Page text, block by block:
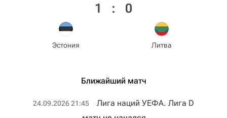
Эстония
1 : 0
Литва
Ближайший матч
24.09.2026 21:45 Лига наций УЕФА. Лига D